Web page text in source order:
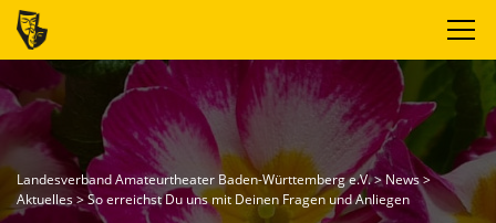
Landesverband Amateurtheater Baden-Württemberg e.V.>News>
Aktuelles >So erreichst Du uns mit Deinen Fragen und Anliegen